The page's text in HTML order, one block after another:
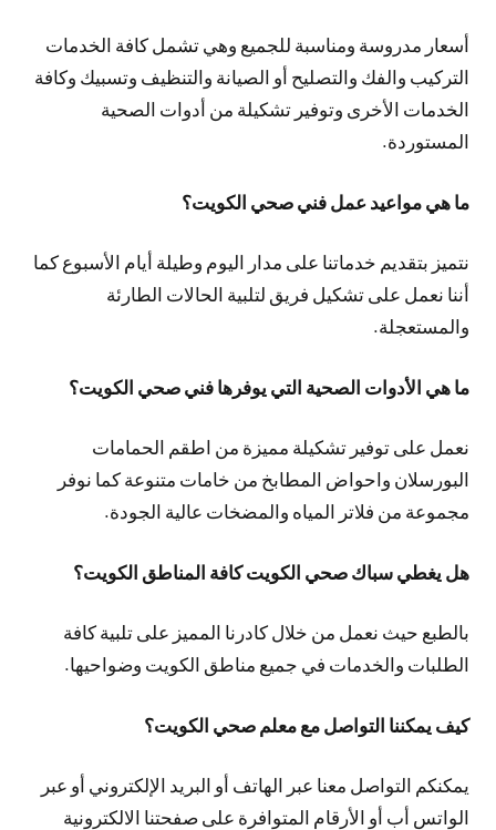
أسعار مدروسة ومناسبة للجميع وهي تشمل كافة الخدمات
التركيب والفك والتصليح أو الصيانة والتنظيف وتسبيك وكافة
الخدمات الأخرى وتوفير تشكيلة من أدوات الصحية
المستوردة.
ما هي مواعيد عمل فني صحي الكويت؟
نتميز بتقديم خدماتنا على مدار اليوم وطيلة أيام الأسبوع كما
أننا نعمل على تشكيل فريق لتلبية الحالات الطارئة
والمستعجلة.
ما هي الأدوات الصحية التي يوفرها فني صحي الكويت؟
نعمل على توفير تشكيلة مميزة من اطقم الحمامات
البورسلان واحواض المطابخ من خامات متنوعة كما نوفر
مجموعة من فلاتر المياه والمضخات عالية الجودة.
هل يغطي سباك صحي الكويت كافة المناطق الكويت؟
بالطبع حيث نعمل من خلال كادرنا المميز على تلبية كافة
الطلبات والخدمات في جميع مناطق الكويت وضواحيها.
كيف يمكننا التواصل مع معلم صحي الكويت؟
يمكنكم التواصل معنا عبر الهاتف أو البريد الإلكتروني أو عبر
الواتس أب أو الأرقام المتوافرة على صفحتنا الالكترونية